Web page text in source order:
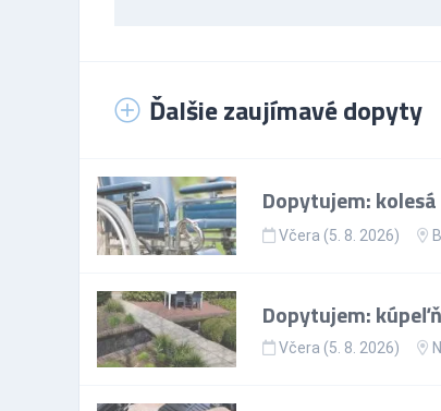
Ďalšie zaujímavé dopyty
Dopytujem:
Včera (5. 8. 2026)
Dopytujem:
Včera (5. 8. 2026)